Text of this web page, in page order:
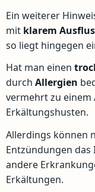
Ein weiterer
mit klarem
so liegt hingegen
Hat man einen
durch Allergien
vermehrt zu einem
Erkältungshusten.
Allerdings können
Entzündungen
andere
Erkältungen.